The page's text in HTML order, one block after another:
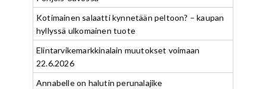
Kotimainen salaatti kynnetään peltoon? – kaupan
hyllyssä ulkomainen tuote
Elintarvikemarkkinalain muutokset voimaan
22.6.2026
Annabelle on halutin perunalajike